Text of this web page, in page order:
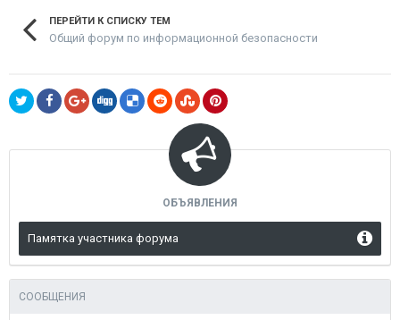
ПЕРЕЙТИ К СПИСКУ ТЕМ
Общий форум по информационной безопасности
ОБЪЯВЛЕНИЯ
Памятка участника форума
СООБЩЕНИЯ